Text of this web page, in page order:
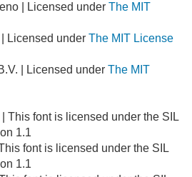
| Licensed under The MIT
Licensed under The MIT License
| Licensed under The MIT
| This font is licensed under the SIL
1.1
font is licensed under the SIL
1.1